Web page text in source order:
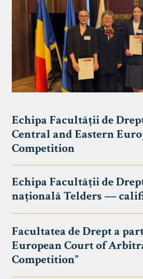
Echipa Facultății de
Central and Eastern
Competition
Echipa Facultății de
națională Telders —
Facultatea de Drept a
European Court of
Competition”